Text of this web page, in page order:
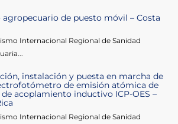
agropecuario de puesto móvil – Costa
Internacional Regional de Sanidad
instalación y puesta en marcha de
de emisión atómica de
acoplamiento inductivo ICP-OES –
Internacional Regional de Sanidad